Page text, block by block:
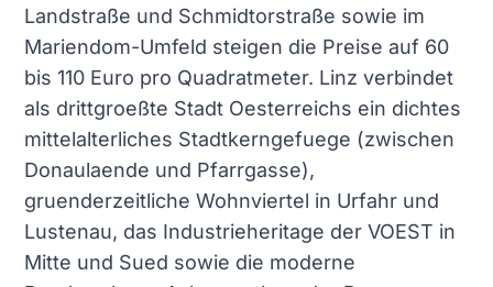
Landstraße und Schmidtorstraße sowie im
Mariendom-Umfeld steigen die Preise auf 60
bis 110 Euro pro Quadratmeter. Linz verbindet
als drittgroeßte Stadt Oesterreichs ein dichtes
mittelalterliches Stadtkerngefuege (zwischen
Donaulaende und Pfarrgasse),
gruenderzeitliche Wohnviertel in Urfahr und
Lustenau, das Industrieheritage der VOEST in
Mitte und Sued sowie die moderne